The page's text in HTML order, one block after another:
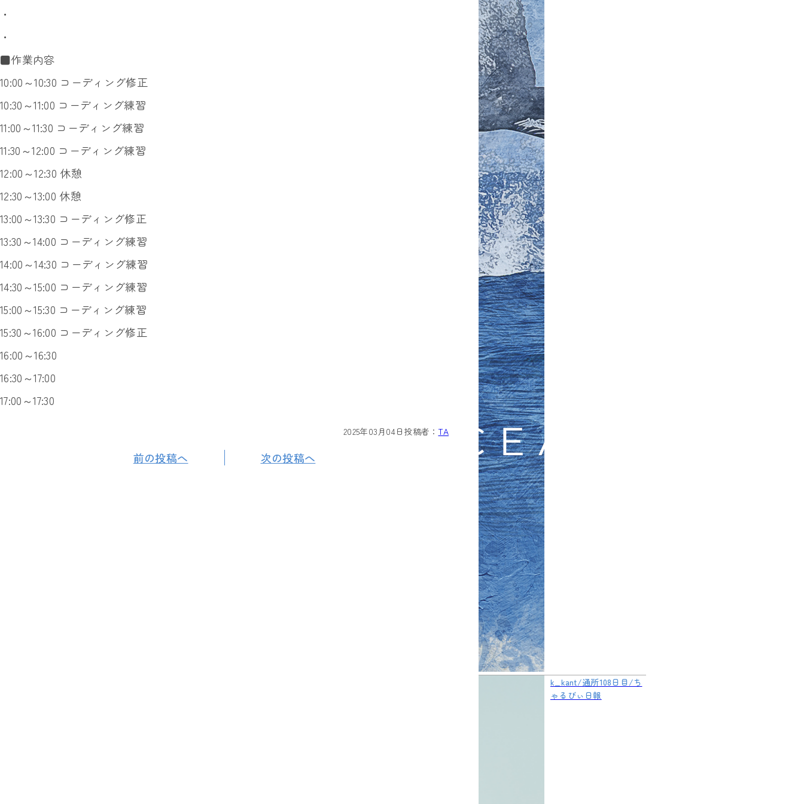
・
・
■作業内容
10:00～10:30 コーディング修正
10:30～11:00 コーディング練習
11:00～11:30 コーディング練習
11:30～12:00 コーディング練習
12:00～12:30 休憩
12:30～13:00 休憩
13:00～13:30 コーディング修正
13:30～14:00 コーディング練習
14:00～14:30 コーディング練習
14:30～15:00 コーディング練習
15:00～15:30 コーディング練習
15:30～16:00 コーディング修正
16:00～16:30
16:30～17:00
17:00～17:30
2025年03月04日 投稿者： TA
前の投稿へ 次の投稿へ
k_kant/通所108日目/ち
ゃるびぃ日報